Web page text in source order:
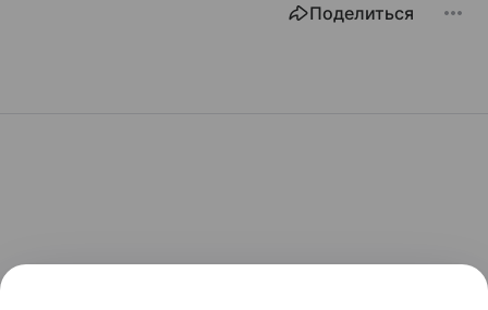
Поделиться